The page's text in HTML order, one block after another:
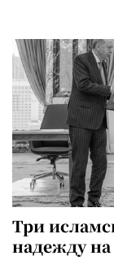
Три
надежду